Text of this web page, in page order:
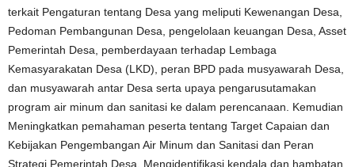
terkait Pengaturan tentang Desa yang meliputi Kewenangan Desa,
Pedoman Pembangunan Desa, pengelolaan keuangan Desa, Asset
Pemerintah Desa, pemberdayaan terhadap Lembaga
Kemasyarakatan Desa (LKD), peran BPD pada musyawarah Desa,
dan musyawarah antar Desa serta upaya pengarusutamakan
program air minum dan sanitasi ke dalam perencanaan. Kemudian
Meningkatkan pemahaman peserta tentang Target Capaian dan
Kebijakan Pengembangan Air Minum dan Sanitasi dan Peran
Strategi Pemerintah Desa, Mengidentifikasi kendala dan hambatan